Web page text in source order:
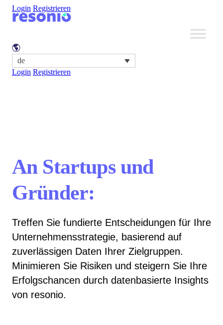
Login Registrieren
de
Login Registrieren
An Startups und
Gründer:
Treffen Sie fundierte Entscheidungen für Ihre
Unternehmensstrategie, basierend auf
zuverlässigen Daten Ihrer Zielgruppen.
Minimieren Sie Risiken und steigern Sie Ihre
Erfolgschancen durch datenbasierte Insights
von resonio.